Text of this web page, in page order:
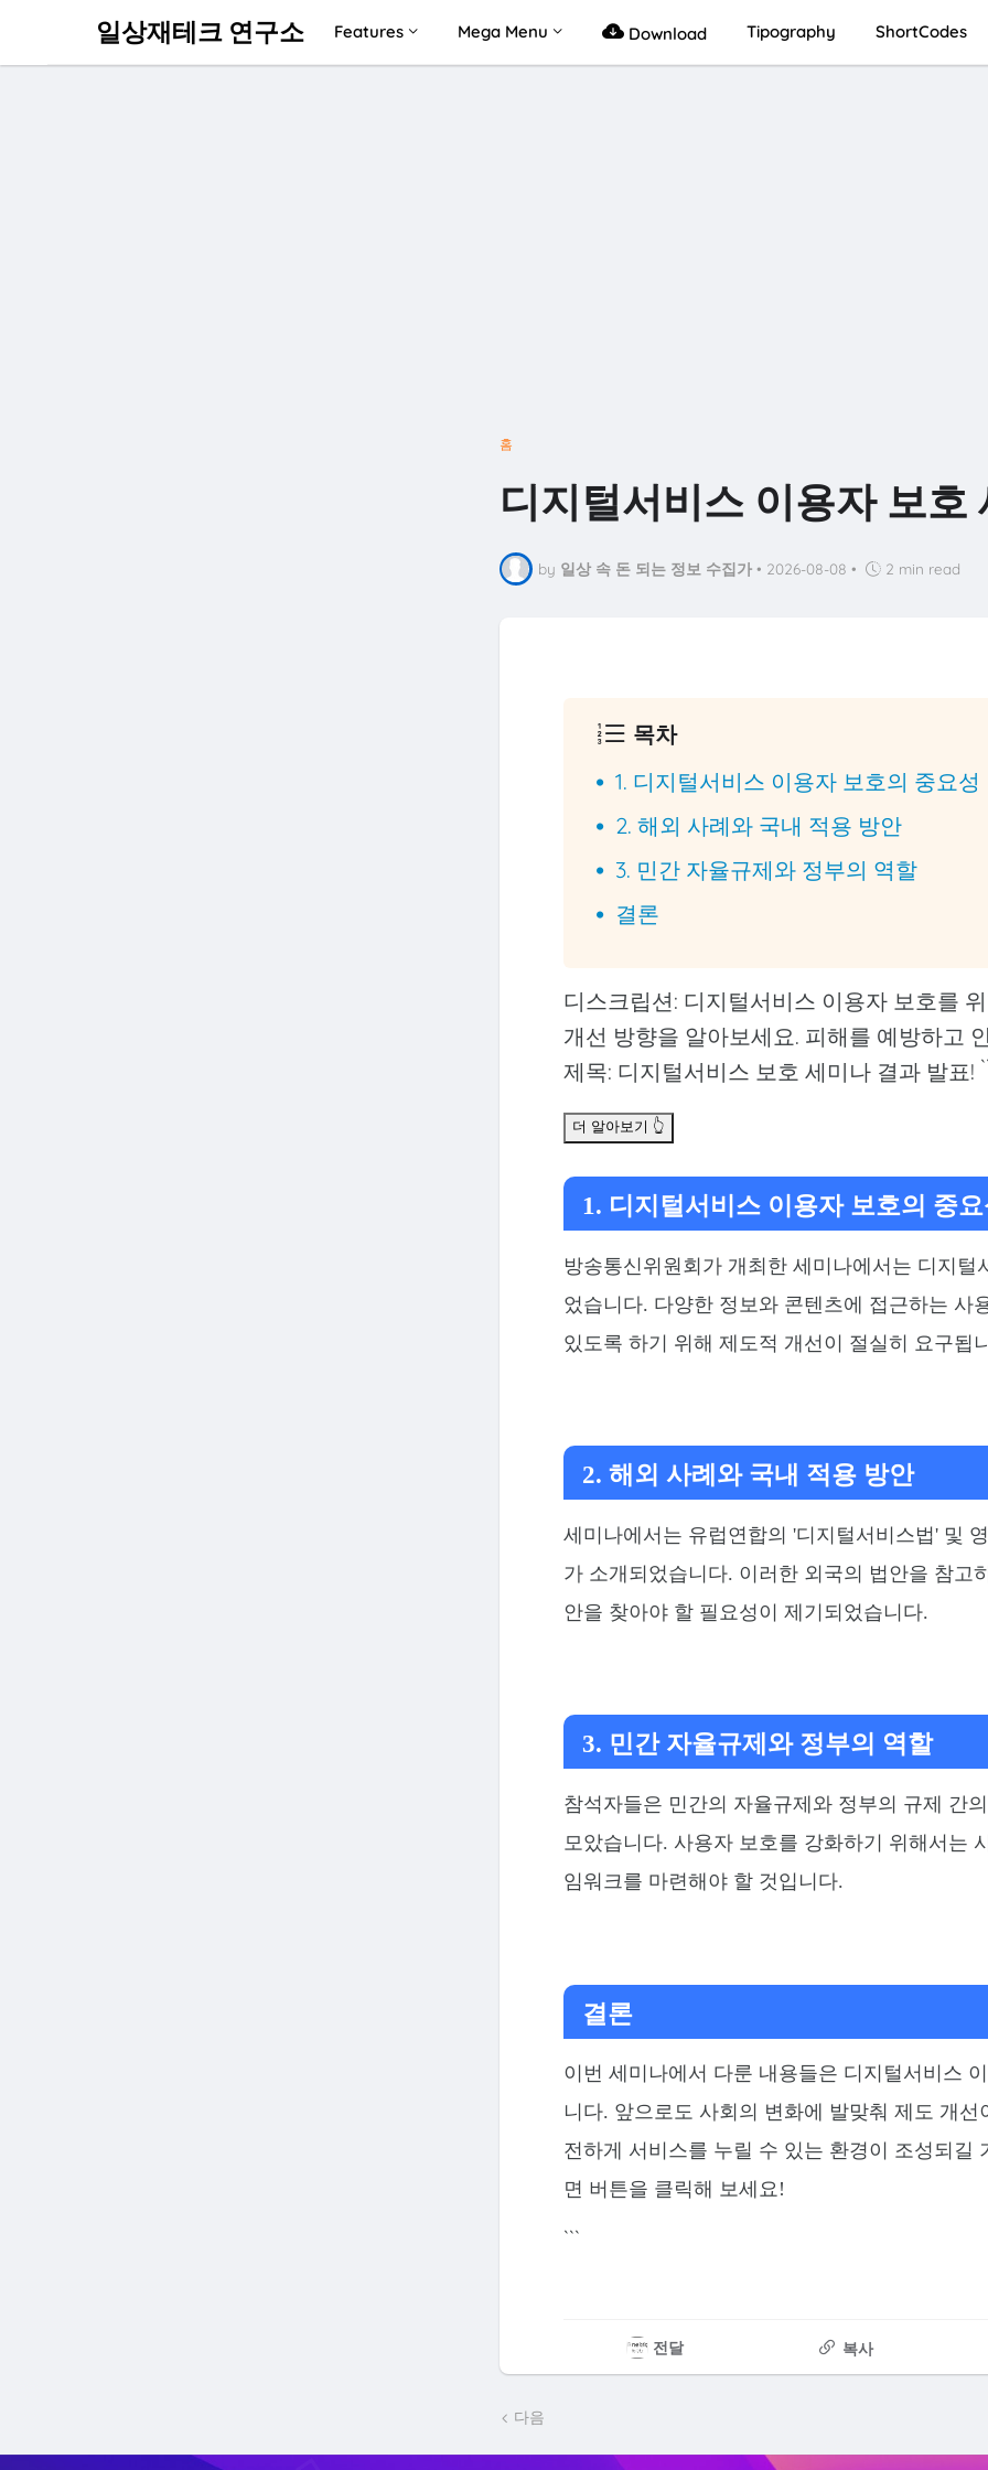
일상재테크 연구소 Features Mega Menu Download Tipography ShortCodes
홈
디지털서비스 이용자 보호
by 일상 속 돈 되는 정보 수집가 • 2026-08-08 • 2 min read
목차
1. 디지털서비스 이용자 보호의 중요성
2. 해외 사례와 국내 적용 방안
3. 민간 자율규제와 정부의 역할
결론
디스크립션: 디지털서비스 이용자 보호를
개선 방향을 알아보세요. 피해를 예방하고
제목: 디지털서비스 보호 세미나 결과 발표!
더 알아보기 👆
1. 디지털서비스 이용자 보호의 중요
방송통신위원회가 개최한 세미나에서는 디지털
었습니다. 다양한 정보와 콘텐츠에 접근하는 사
있도록 하기 위해 제도적 개선이 절실히 요구됩
2. 해외 사례와 국내 적용 방안
세미나에서는 유럽연합의 '디지털서비스법' 및
가 소개되었습니다. 이러한 외국의 법안을 참고
안을 찾아야 할 필요성이 제기되었습니다.
3. 민간 자율규제와 정부의 역할
참석자들은 민간의 자율규제와 정부의 규제 간
모았습니다. 사용자 보호를 강화하기 위해서는
임워크를 마련해야 할 것입니다.
결론
이번 세미나에서 다룬 내용들은 디지털서비스
니다. 앞으로도 사회의 변화에 발맞춰 제도 개
전하게 서비스를 누릴 수 있는 환경이 조성되길
면 버튼을 클릭해 보세요!
```
전달 복사
다음